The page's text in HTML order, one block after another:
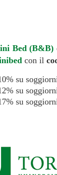
Bed (B&B)
con il
su
su
su